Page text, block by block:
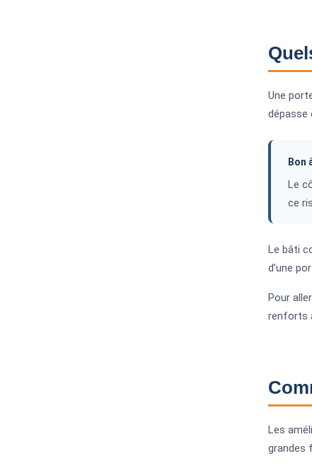
Une
dépasse
Bon
Le
ce
Le bâti
d’une
Pour
renforts
Les
grandes